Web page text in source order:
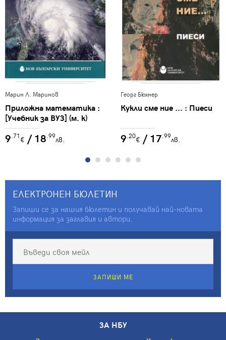
Марин Л. Маринов
Приложна математика :
[Учебник за ВУЗ] (м. к)
9.71€ / 18.99лв.
Георг Бюхнер
Кукли сме ние ... : Пиеси
9.20€ / 17.99лв.
ЕЛЕКТРОНЕН БЮЛЕТИН
Запиши се за нашия бюлетин и получавай най-новата
информация за заглавия и автори.
ЗАПИШИ МЕ
ЗА НБУ